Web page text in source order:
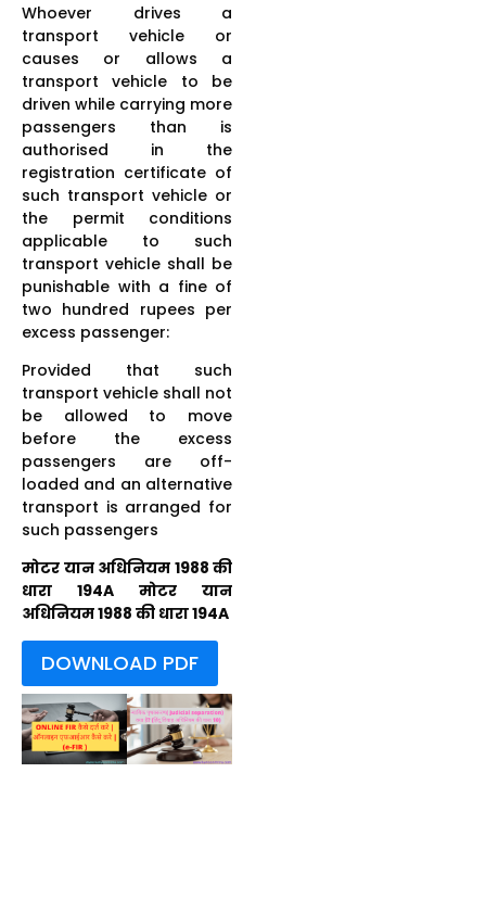
Whoever drives a
transport vehicle or
causes or allows a
transport vehicle to be
driven while carrying more
passengers than is
authorised in the
registration certificate of
such transport vehicle or
the permit conditions
applicable to such
transport vehicle shall be
punishable with a fine of
two hundred rupees per
excess passenger:
Provided that such
transport vehicle shall not
be allowed to move
before the excess
passengers are off-
loaded and an alternative
transport is arranged for
such passengers
मोटर यान अधिनियम 1988 की
धारा 194A
मोटर यान
अधिनियम 1988 की धारा 194A
DOWNLOAD PDF